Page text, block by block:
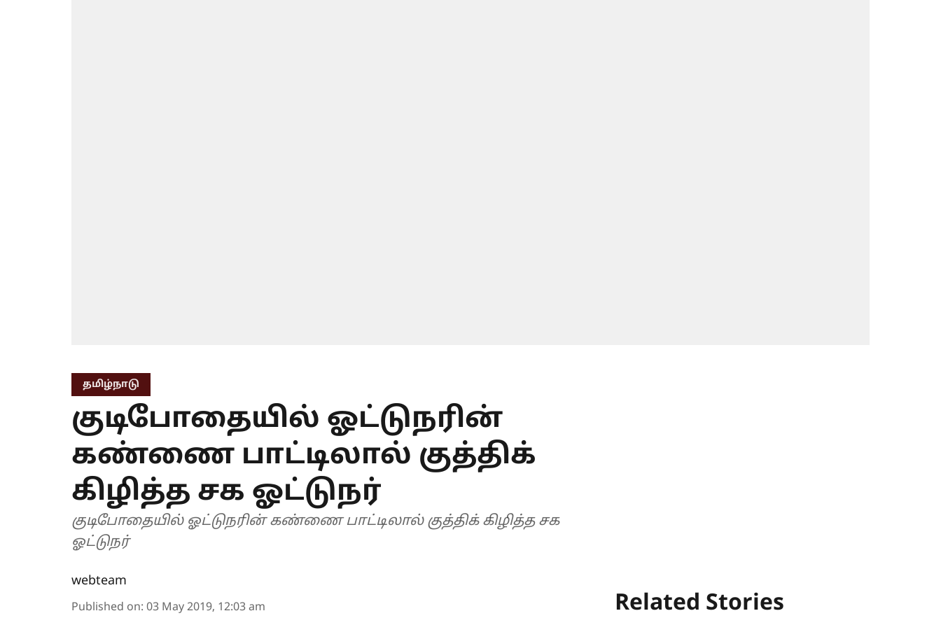
தமிழ்நாடு
குடிபோதையில் ஓட்டுநரின்
கண்ணை பாட்டிலால் குத்திக்
கிழித்த சக ஓட்டுநர்
குடிபோதையில் ஓட்டுநரின் கண்ணை பாட்டிலால் குத்திக் கிழித்த சக
ஓட்டுநர்
webteam
Published on: 03 May 2019, 12:03 am Related Stories